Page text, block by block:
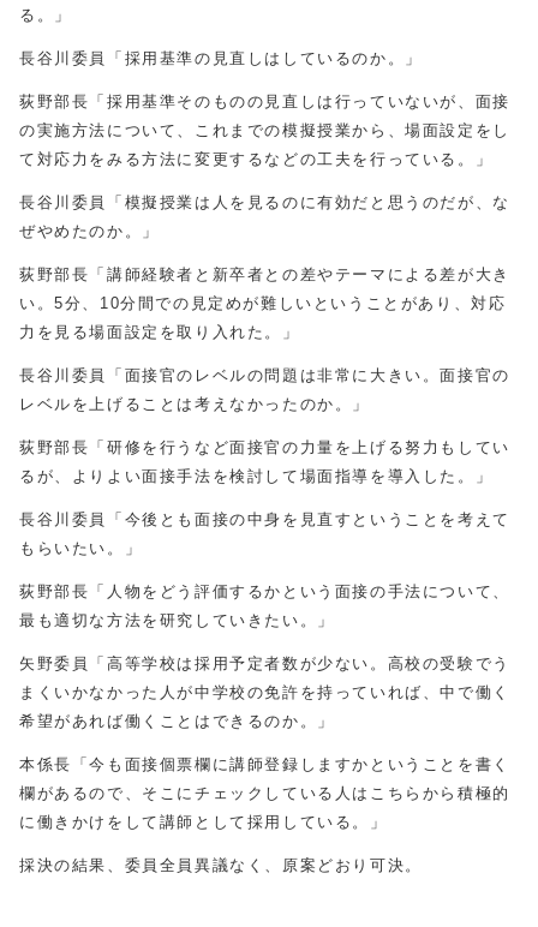
る。」
長谷川委員「採用基準の見直しはしているのか。」
荻野部長「採用基準そのものの見直しは行っていないが、面接
の実施方法について、これまでの模擬授業から、場面設定をし
て対応力をみる方法に変更するなどの工夫を行っている。」
長谷川委員「模擬授業は人を見るのに有効だと思うのだが、な
ぜやめたのか。」
荻野部長「講師経験者と新卒者との差やテーマによる差が大き
い。5分、10分間での見定めが難しいということがあり、対応
力を見る場面設定を取り入れた。」
長谷川委員「面接官のレベルの問題は非常に大きい。面接官の
レベルを上げることは考えなかったのか。」
荻野部長「研修を行うなど面接官の力量を上げる努力もしてい
るが、よりよい面接手法を検討して場面指導を導入した。」
長谷川委員「今後とも面接の中身を見直すということを考えて
もらいたい。」
荻野部長「人物をどう評価するかという面接の手法について、
最も適切な方法を研究していきたい。」
矢野委員「高等学校は採用予定者数が少ない。高校の受験でう
まくいかなかった人が中学校の免許を持っていれば、中で働く
希望があれば働くことはできるのか。」
本係長「今も面接個票欄に講師登録しますかということを書く
欄があるので、そこにチェックしている人はこちらから積極的
に働きかけをして講師として採用している。」
採決の結果、委員全員異議なく、原案どおり可決。